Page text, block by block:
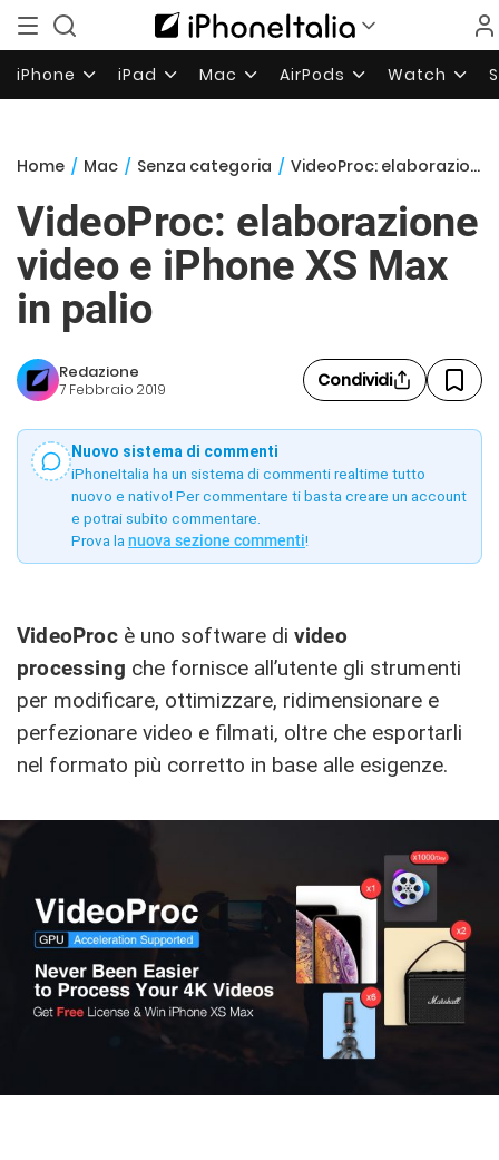
iPhone iPad Mac AirPods Watch
Home / Mac / Senza categoria / VideoProc: elaborazione video e iPhone XS Max in palio
VideoProc: elaborazione
video e iPhone XS Max
in palio
Redazione
7 Febbraio 2019 Condividi
Nuovo sistema di commenti
iPhoneItalia ha un sistema di commenti realtime tutto
nuovo e nativo! Per commentare ti basta creare un account
e potrai subito commentare.
Prova la nuova sezione commenti!
VideoProcè uno software di video
processing che fornisce all’utente gli strumenti
per modificare, ottimizzare, ridimensionare e
perfezionare video e filmati, oltre che esportarli
nel formato più corretto in base alle esigenze.